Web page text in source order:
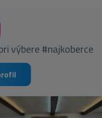
výbere #najkoberce